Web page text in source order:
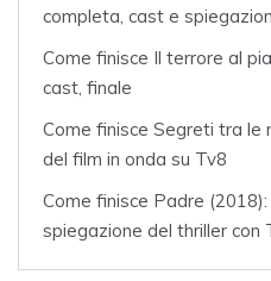
completa, cast e
Come finisce Il terrore al
cast, finale
Come finisce Segreti tra le
del film in onda su Tv8
Come finisce Padre
spiegazione del thriller con